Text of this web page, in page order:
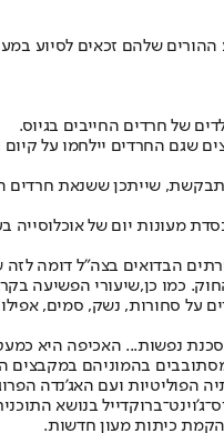
של חרדים החייבים בגיוס.
רובנו רוצים שגם החרדים
שייתכן ששנאת
מעונות יום של
הבדואים בצה"ל דומה
שיעורי הפשיעה
סחורות, נשק, סמים,
נפשות... האכיפה היא
בהמוניהם במקבצים
הפוליטיות ועם האג'נדה
כך לפי דוח מסכם של מכון